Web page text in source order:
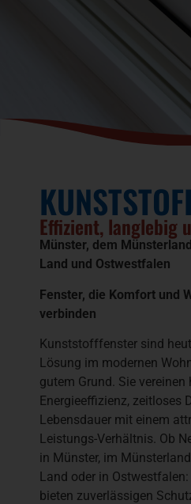
Effizient, langlebig
Münster, dem
Land und Ostwestfalen
Fenster, die Komfort und
verbinden
Kunststofffenster sind
Lösung im modernen
gutem Grund. Sie vereinen
Energieeffizienz, zeitloses
Lebensdauer mit einem
Leistungs-Verhältnis. Ob
in Münster, im
Land oder in
bieten zuverlässigen